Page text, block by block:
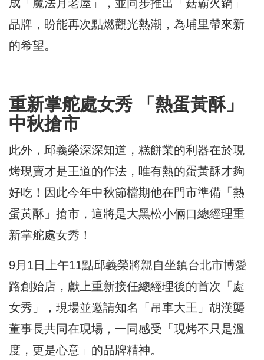
成「魔法月老屋」，並同步推出「菇霸火鍋」
品牌，盼能再次點燃觀光熱潮，為埔里帶來新
的希望。
重新掌舵處女秀 「熱蛋黃酥」
中秋搶市
此外，邱義榮深深知道，糕餅業的利器在於現
烤現賣才是王道的作法，唯有熱的蛋黃酥才夠
好吃！因此今年中秋節檔期他在門市準備「熱
蛋黃酥」搶市，這將是大黑松小倆口總經理重
新掌舵處女秀！
9月1日上午11點邱義榮將親自坐鎮台北市博愛
路創始店，獻上重新接任總經理後的首次「處
女秀」，現場並邀請知名「吊車大王」胡漢龑
董事長共同在現場，一同感受「現烤不只是溫
度，更是心意」的品牌精神。